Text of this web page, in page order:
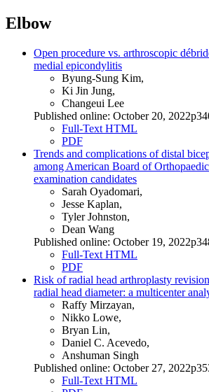
Elbow
Open procedure vs. arthroscopic
medial epicondylitis
Byung-Sung Kim,
Ki Jin Jung,
Changeui Lee
Published online: October 20,
Full-Text HTML
PDF
Trends and complications of distal
among American Board of
examination candidates
Sarah Oyadomari,
Jesse Kaplan,
Tyler Johnston,
Dean Wang
Published online: October 19,
Full-Text HTML
PDF
Risk of radial head arthroplasty
radial head diameter: a multicenter
Raffy Mirzayan,
Nikko Lowe,
Bryan Lin,
Daniel C. Acevedo,
Anshuman Singh
Published online: October 27,
Full-Text HTML